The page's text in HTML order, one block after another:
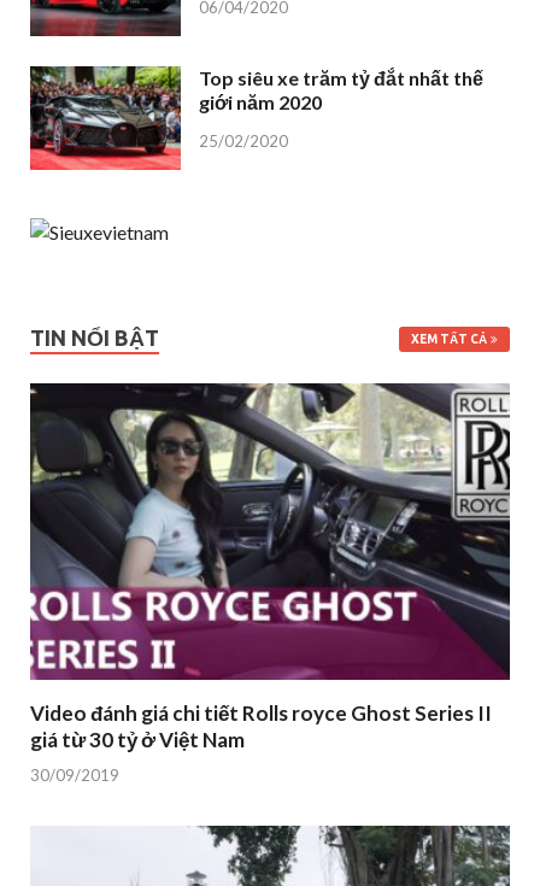
06/04/2020
Top siêu xe trăm tỷ đắt nhất thế
giới năm 2020
25/02/2020
TIN NỔI BẬT XEM TẤT CẢ
Video đánh giá chi tiết Rolls royce Ghost Series II
giá từ 30 tỷ ở Việt Nam
30/09/2019